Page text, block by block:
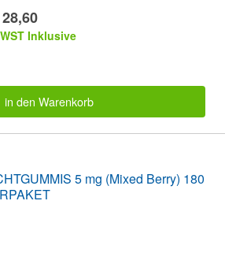
Inklusive
in den Warenkorb
5 mg (Mixed Berry) 180